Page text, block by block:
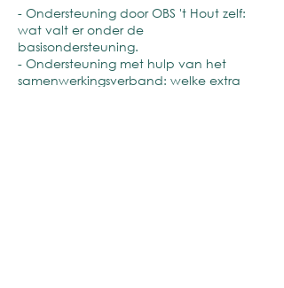
- Ondersteuning door OBS 't Hout zelf:
wat valt er onder de
basisondersteuning.
- Ondersteuning met hulp van het
samenwerkingsverband: welke extra